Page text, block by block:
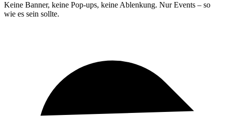
Keine Banner, keine Pop-ups, keine Ablenkung. Nur Events – so
wie es sein sollte.